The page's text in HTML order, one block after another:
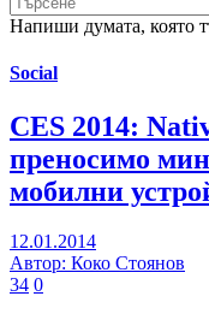
Напиши думата, която
Social
CES 2014:
преносимо
мобилни
12.01.2014
Автор: Коко Стоянов
34 0